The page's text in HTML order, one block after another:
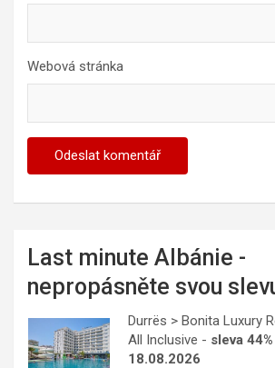
Webová stránka
Last minute Albánie -
nepropásněte svou
Durrës > Bonita Luxury
All Inclusive - sleva 44%
18.08.2026